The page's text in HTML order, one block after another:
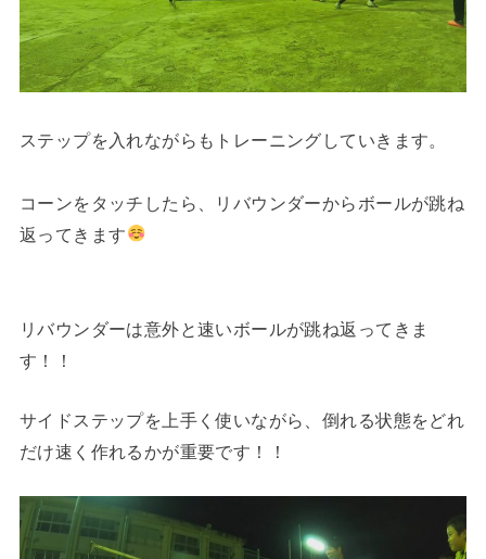
ステップを入れながらもトレーニングしていきます。
コーンをタッチしたら、リバウンダーからボールが跳ね
返ってきます
リバウンダーは意外と速いボールが跳ね返ってきま
す！！
サイドステップを上手く使いながら、倒れる状態をどれ
だけ速く作れるかが重要です！！